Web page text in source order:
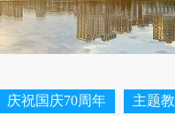
庆祝国庆70周年 主题